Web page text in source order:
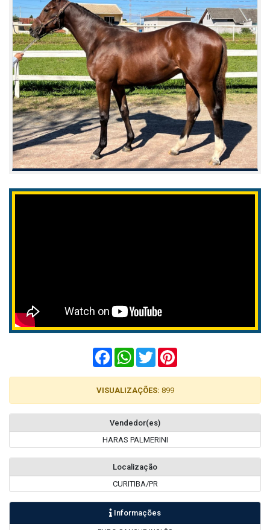
FacebookWhatsApp
Twitter
VISUALIZAÇÕES: 899
Vendedor(es)
HARAS PALMERINI
Localização
CURITIBA/PR
Informações